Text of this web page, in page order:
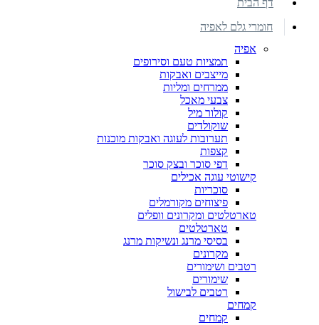
דף הבית
חומרי גלם לאפיה
אפיה
תמציות טעם וסירופים
מייצבים ואבקות
ממרחים ומליות
צבעי מאכל
קולור מיל
שוקולדים
תערובות לעוגה ואבקות מוכנות
קצפות
דפי סוכר ובצק סוכר
קישוטי עוגה אכילים
סוכריות
פיצוחים מקורמלים
טארטלטים ומקרונים וופלים
טארטלטים
בסיסי מרנג ונשיקות מרנג
מקרונים
רטבים ושימורים
שימורים
רטבים לבישול
קמחים
קמחים